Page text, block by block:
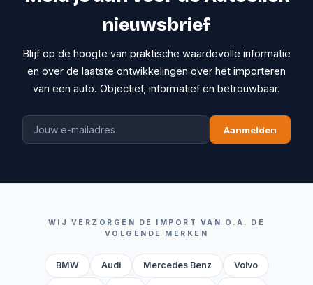
nieuwsbrief
Blijf op de hoogte van praktische waardevolle informatie
en over de laatste ontwikkelingen over het importeren
van een auto. Objectief, informatief en betrouwbaar.
Aanmelden
WIJ VERZORGEN DE IMPORT VAN O.A. DE
VOLGENDE MERKEN
BMW Audi Mercedes Benz Volvo